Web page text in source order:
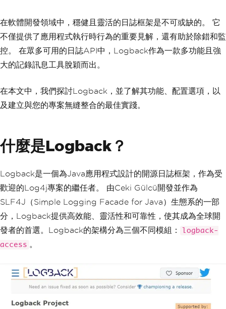
在軟體開發領域中，穩健且靈活的日誌框架是不可或缺的。 它
不僅提供了應用程式執行時行為的重要見解，還有助於除錯和監
控。 在眾多可用的日誌API中，Logback作為一款多功能且強
大的記錄訊息工具脫穎而出。
在本文中，我們探討Logback，並了解其功能、配置選項，以
及建立與您的專案無縫整合的最佳實踐。
什麼是Logback？
Logback是一個為Java應用程式設計的開源日誌框架，作為受
歡迎的Log4j專案的繼任者。 由Ceki Gülcü開發並作為
SLF4J（Simple Logging Facade for Java）生態系的一部
分，Logback提供高效能、靈活性和可靠性，使其成為全球開
發者的首選。Logback的架構分為三個不同模組：
logback-
access 。